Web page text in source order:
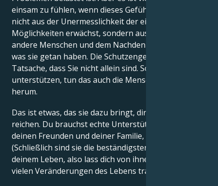
einsam zu fühlen, wenn dieses Gefühl des Alleinseins
nicht aus der Unermesslichkeit der eigenen
Möglichkeiten erwächst, sondern aus dem Blick auf
andere Menschen und dem Nachdenken darüber,
was sie getan haben. Die Schutzengel betonen die
Tatsache, dass Sie nicht allein sind. So wie sie dich
unterstützen, tun das auch die Menschen um dich
herum.
Das ist etwas, das sie dazu bringt, dir die Hand zu
reichen. Du brauchst echte Unterstützung von
deinen Freunden und deiner Familie, um zu wachsen.
(Schließlich sind sie die beständigsten Menschen in
deinem Leben, also lass dich von ihnen durch die
vielen Veränderungen des Lebens tragen).